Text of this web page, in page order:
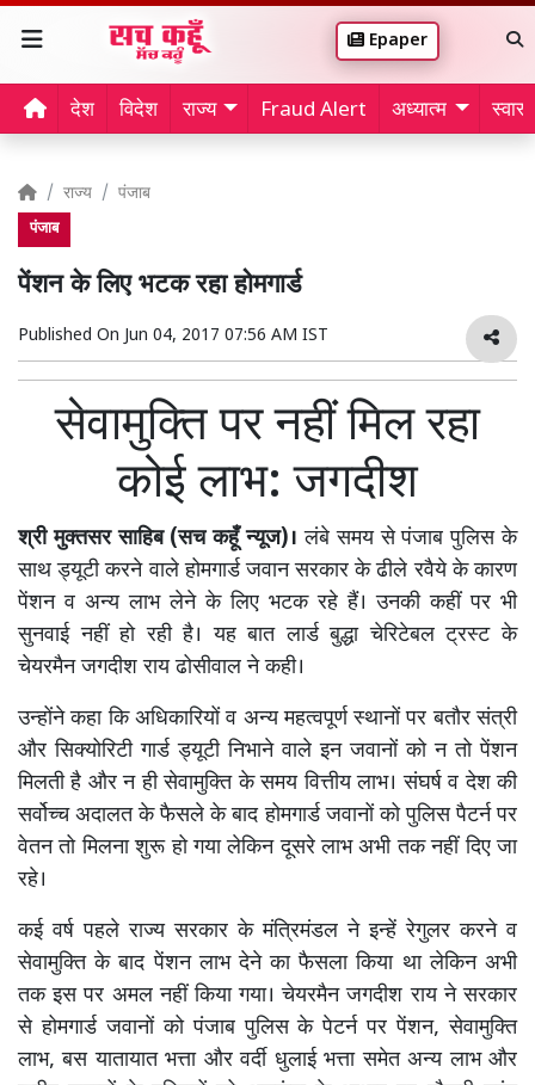
Epaper
देश विदेश राज्य Fraud Alert अध्यात्म
राज्य पंजाब
पंजाब
पेंशन के लिए भटक रहा होमगार्ड
Published On Jun 04, 2017 07:56 AM IST
सेवामुक्ति पर नहीं मिल रहा
कोई लाभ: जगदीश
श्री मुक्तसर साहिब (सच कहूँ न्यूज)। लंबे समय से पंजाब पुलिस के
साथ ड्यूटी करने वाले होमगार्ड जवान सरकार के ढीले रवैये के कारण
पेंशन व अन्य लाभ लेने के लिए भटक रहे हैं। उनकी कहीं पर भी
सुनवाई नहीं हो रही है। यह बात लार्ड बुद्धा चेरिटेबल ट्रस्ट के
चेयरमैन जगदीश राय ढोसीवाल ने कही।
उन्होंने कहा कि अधिकारियों व अन्य महत्वपूर्ण स्थानों पर बतौर संत्री
और सिक्योरिटी गार्ड ड्यूटी निभाने वाले इन जवानों को न तो पेंशन
मिलती है और न ही सेवामुक्ति के समय वित्तीय लाभ। संघर्ष व देश की
सर्वोच्च अदालत के फैसले के बाद होमगार्ड जवानों को पुलिस पैटर्न पर
वेतन तो मिलना शुरू हो गया लेकिन दूसरे लाभ अभी तक नहीं दिए जा
रहे।
कई वर्ष पहले राज्य सरकार के मंत्रिमंडल ने इन्हें रेगुलर करने व
सेवामुक्ति के बाद पेंशन लाभ देने का फैसला किया था लेकिन अभी
तक इस पर अमल नहीं किया गया। चेयरमैन जगदीश राय ने सरकार
से होमगार्ड जवानों को पंजाब पुलिस के पेटर्न पर पेंशन, सेवामुक्ति
लाभ, बस यातायात भत्ता और वर्दी धुलाई भत्ता समेत अन्य लाभ और